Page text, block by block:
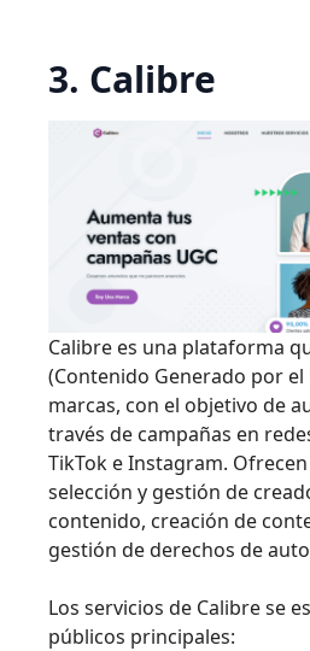
3. Calibre
Calibre es una plataforma
(Contenido Generado por
marcas, con el objetivo de
través de campañas en
TikTok e Instagram.
selección y gestión de
contenido, creación de
gestión de derechos de
Los servicios de Calibre se
públicos principales: